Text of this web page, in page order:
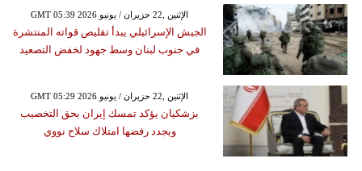
GMT 05:39 2026 الإثنين ,22 حزيران / يونيو
الجيش الإسرائيلي يبدأ تقليص قواته المنتشرة
في جنوب لبنان وسط جهود لخفض التصعيد
GMT 05:29 2026 الإثنين ,22 حزيران / يونيو
بزشكيان يؤكد تمسك إيران بحق التخصيب
ويجدد رفضها امتلاك سلاح نووي